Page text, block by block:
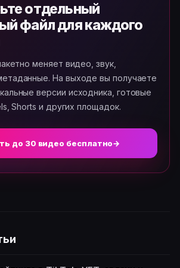
отдельный
файл для каждого
меняет видео, звук,
На выходе вы получаете
версии исходника, готовые
Shorts и других площадок.
до 30 видео бесплатно→